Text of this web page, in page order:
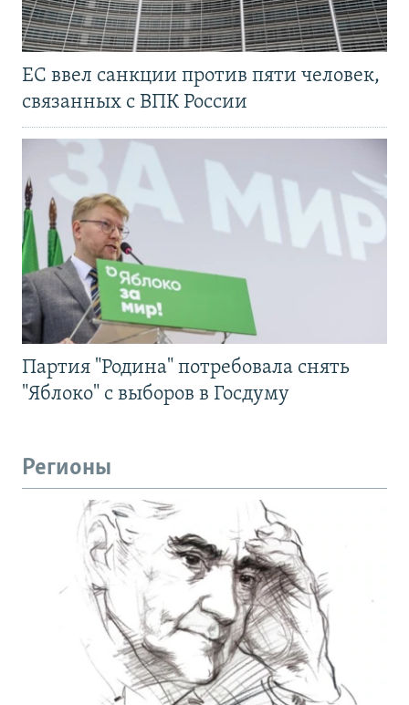
ЕС ввел санкции против пяти человек,
связанных с ВПК России
Партия "Родина" потребовала снять
"Яблоко" с выборов в Госдуму
Регионы